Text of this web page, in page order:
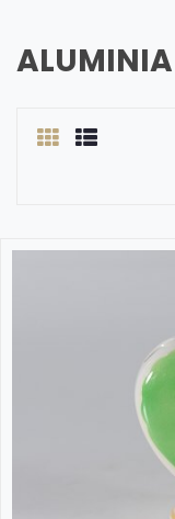
ALUMINIA